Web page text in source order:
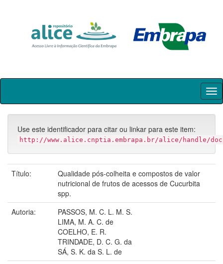
Skip
Use este identificador para citar ou linkar para este item:
http://www.alice.cnptia.embrapa.br/alice/handle/
Título:
Qualidade pós-colheita e compostos de valor
nutricional de frutos de acessos de Cucurbita
spp.
Autoria:
PASSOS, M. C. L. M. S.
LIMA, M. A. C. de
COELHO, E. R.
TRINDADE, D. C. G. da
SÁ, S. K. da S. L. de